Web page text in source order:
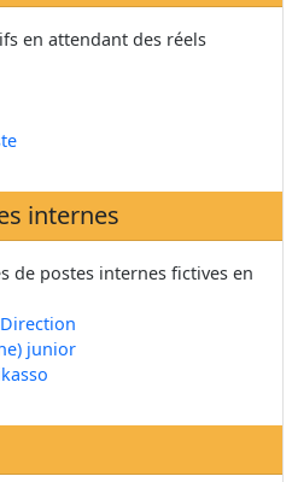
en attendant des réels
internes
de postes internes fictives en
junior